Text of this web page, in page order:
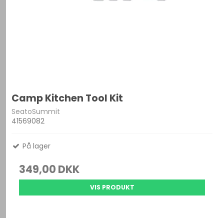
Camp Kitchen Tool Kit
SeatoSummit
41569082
På lager
349,00 DKK
VIS PRODUKT